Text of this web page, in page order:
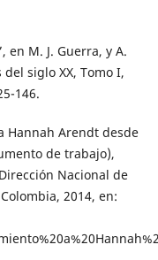
en M. J. Guerra, y A.
siglo XX, Tomo I,
146.
Hannah Arendt desde
de trabajo),
Nacional de
2014, en: